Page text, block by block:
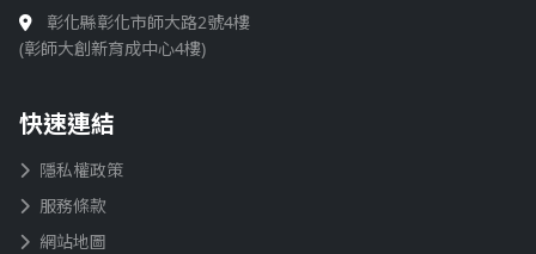
彰化縣彰化市師大路2號4樓
(彰師大創新育成中心4樓)
快速連結
隱私權政策
服務條款
網站地圖